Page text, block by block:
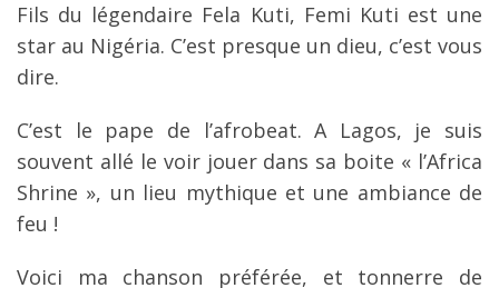
Fils du légendaire Fela Kuti, Femi Kuti est une
star au Nigéria. C’est presque un dieu, c’est vous
dire.
C’est le pape de l’afrobeat. A Lagos, je suis
souvent allé le voir jouer dans sa boite « l’Africa
Shrine », un lieu mythique et une ambiance de
feu !
Voici ma chanson préférée, et tonnerre de